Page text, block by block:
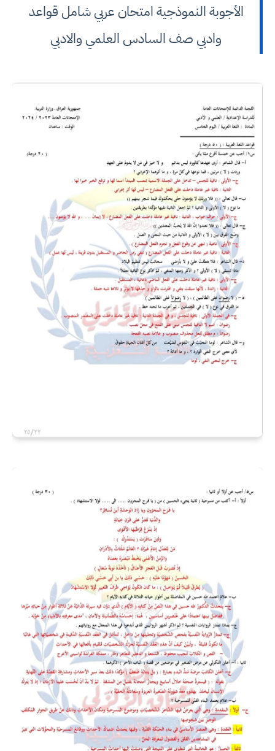
الأجوبة النموذجية امتحان عربي شامل قواعد
وادبي صف السادس العلمي والادبي